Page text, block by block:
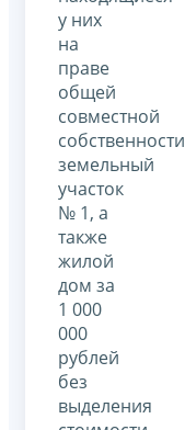
у них
на
праве
общей
совместной
собственности
земельный
участок
№ 1, а
также
жилой
дом за
1 000
000
рублей
без
выделения